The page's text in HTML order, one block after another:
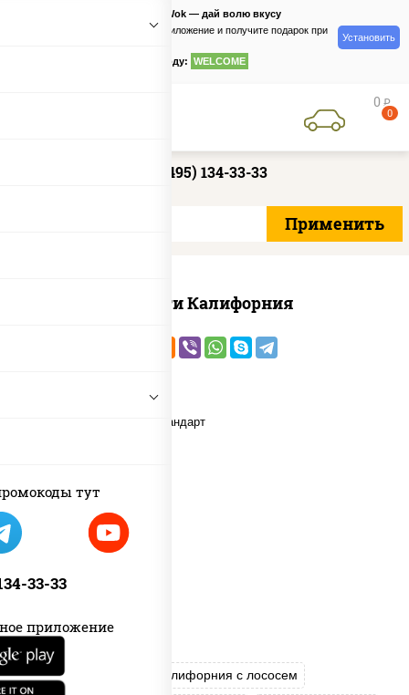
тут
33-33
приложение
PizzaSushiWok — дай волю вкусу
Скачайте приложение и получите подарок при
по промокоду: WELCOME
Установить
0 руб
0
+7 (495) 134-33-33
Ассорти Калифорния
Калифорния хит 1 Калифорния с лососем